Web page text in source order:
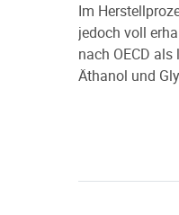
Im
jedoch voll
nach OECD
Äthanol und